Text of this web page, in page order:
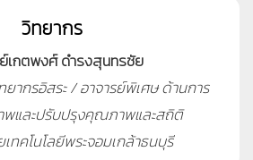
วิทยากร
เกตพงศ์ ดำรงสุนทรชัย
ากรอิสระ / อาจารย์พิเศษ ด้านการ
และปรับปรุงคุณภาพและสถิติ
ทคโนโลยีพระจอมเกล้าธนบุรี